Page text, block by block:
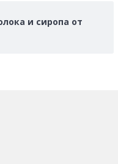
и сиропа от